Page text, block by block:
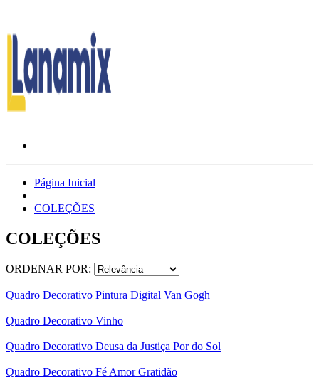
Página Inicial
COLEÇÕES
COLEÇÕES
ORDENAR POR:
Quadro Decorativo Pintura Digital Van Gogh
Quadro Decorativo Vinho
Quadro Decorativo Deusa da Justiça Por do Sol
Quadro Decorativo Fé Amor Gratidão